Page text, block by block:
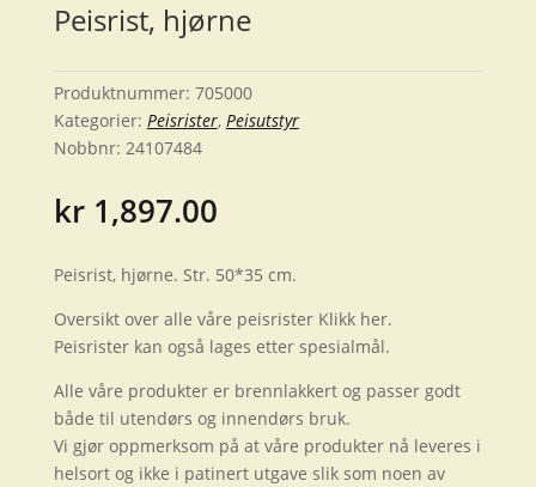
Peisrist, hjørne
Produktnummer: 705000
Kategorier: Peisrister, Peisutstyr
Nobbnr: 24107484
kr1,897.00
Peisrist, hjørne. Str. 50*35 cm.
Oversikt over alle våre peisrister Klikk her.
Peisrister kan også lages etter spesialmål.
Alle våre produkter er brennlakkert og passer godt
både til utendørs og innendørs bruk.
Vi gjør oppmerksom på at våre produkter nå leveres i
helsort og ikke i patinert utgave slik som noen av